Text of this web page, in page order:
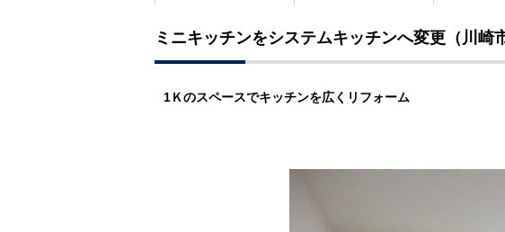
ミニキッチンをシステムキッチンへ変更（川崎
1Ｋのスペースでキッチンを広くリフォーム